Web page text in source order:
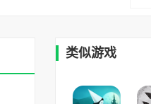
类似游戏